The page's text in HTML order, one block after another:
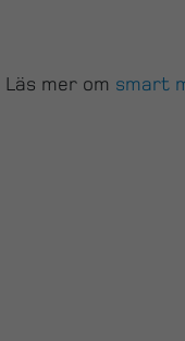
Läs mer om smart